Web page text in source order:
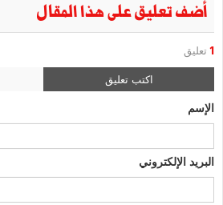
أضف تعليق على هذا المقال
1 تعليق
اكتب تعليق
الإسم
البريد الإلكتروني